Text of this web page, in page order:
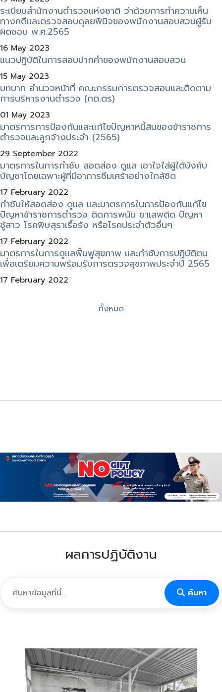
ระเบียบสำนักงานตำรวจแห่งชาติ ว่าด้วยการทำความเห็น
ทางคดีและตรวจสอบดุลยพินิจของพนักงานสอบสวนผู้รับ
ผิดชอบ พ.ศ.2565
16 May 2023
แนวปฏิบัติในการสอบปากคำของพนักงานสอบสวน
15 May 2023
บทบาท อำนวจหน้าที่ คณะกรรมการตรวจสอบและติดตาม
การบริหารงานตำรวจ (กต.ตร)
01 May 2023
มาตรการการป้องกันและแก้ไขปัญหาหนี้สินของข้าราชการ
ตำรวจและลูกจ้างประจำ (2565)
29 September 2022
มาตรการในการกำชับ สอดส่อง ดูแล เอาใจใส่ผู้ใต้บังคับ
บัญชาโดยเฉพาะผู้ที่มีอาการซึมเศร้าอย่างใกล้ชิด
17 February 2022
กำชับให้สอดส่อง ดูแล และมาตรการในการป้องกันแก้ไข
ปัญหาข้าราชการตำรวจ ติดการพนัน ยาเสพติด ปัญหา
ชู้สาว โรคพิษสุราเรื้อรัง หรือโรคประจำตัวอื่นๆ
17 February 2022
มาตรการในการดูแลฟื้นฟูสุขภาพ และกำชับการปฏิบัติตน
เพื่อเตรียมความพร้อมรับการตรวจสุขภาพประจำปี 2565
17 February 2022
ทั้งหมด
ผลการปฏิบัติงาน
ค้นหา